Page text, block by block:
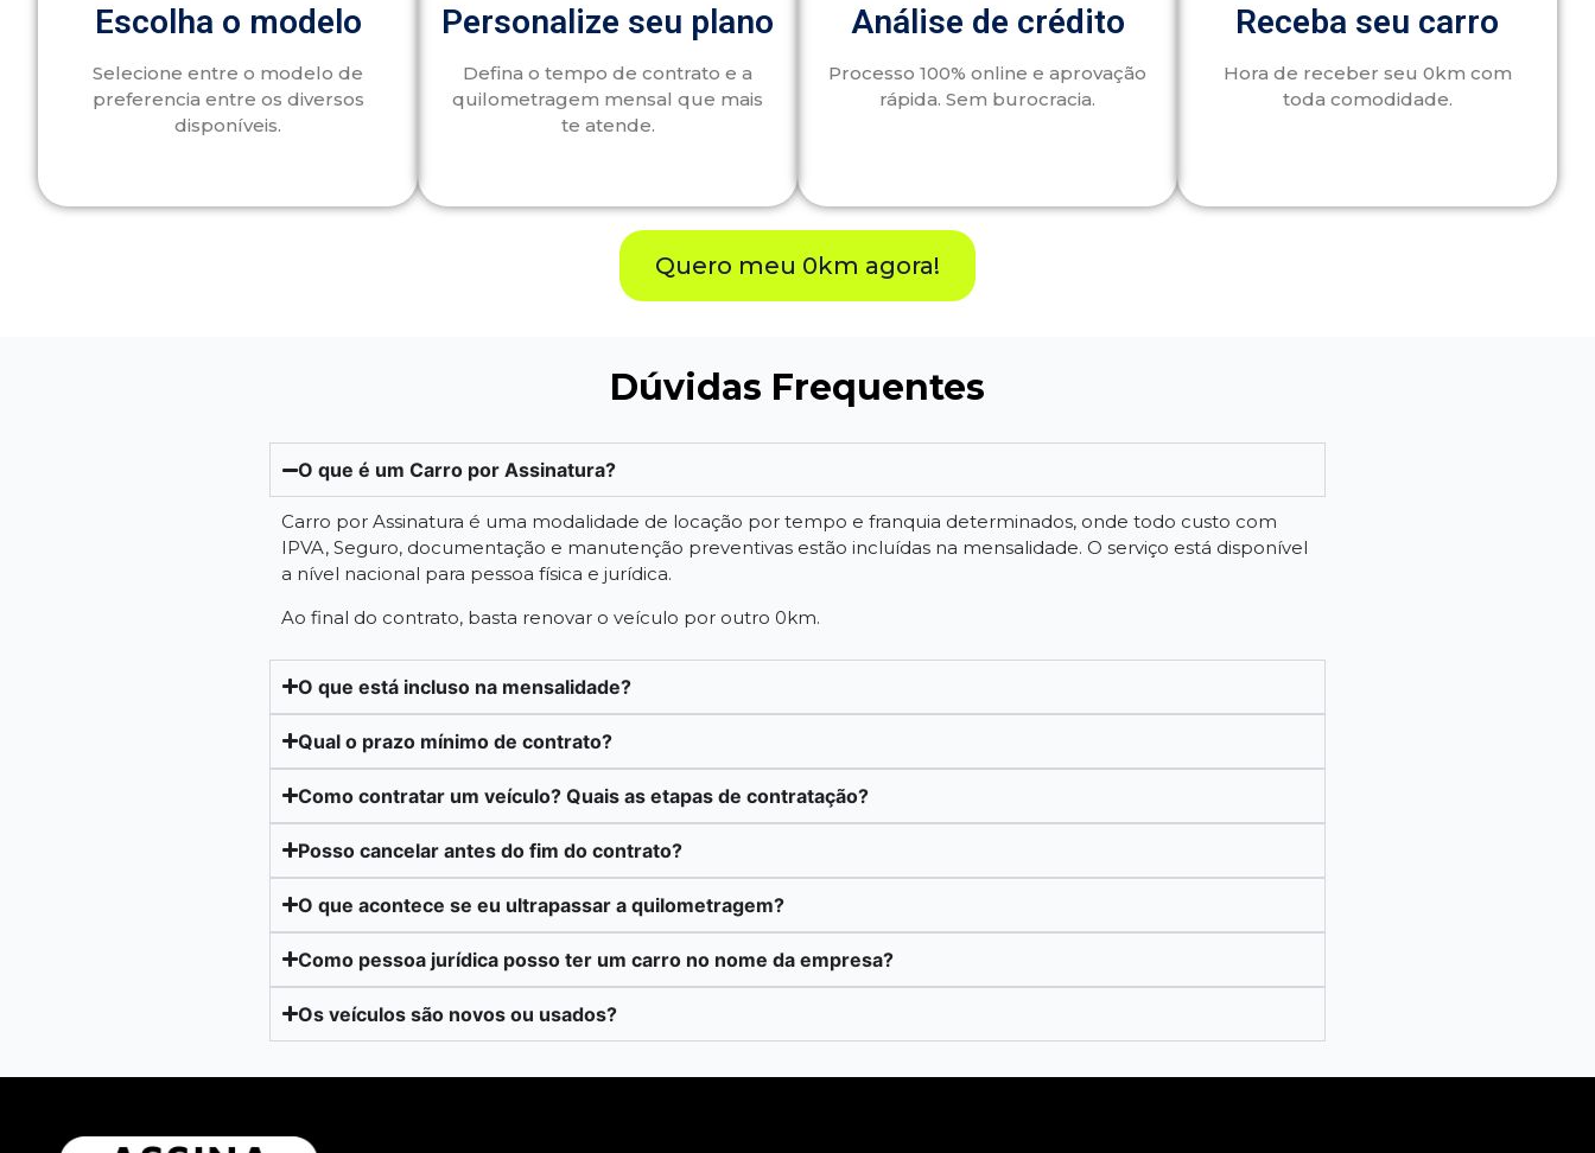
Escolha o modelo
Selecione entre o modelo de
preferencia entre os diversos
disponíveis.
Personalize seu plano
Defina o tempo de contrato e a
quilometragem mensal que mais
te atende.
Análise de crédito
Processo 100% online e aprovação
rápida. Sem burocracia.
Receba seu carro
Hora de receber seu 0km com
toda comodidade.
Quero meu 0km agora!
Dúvidas Frequentes
O que é um Carro por Assinatura?
Carro por Assinatura é uma modalidade de locação por tempo e franquia determinados, onde todo custo com
IPVA, Seguro, documentação e manutenção preventivas estão incluídas na mensalidade. O serviço está disponível
a nível nacional para pessoa física e jurídica.
Ao final do contrato, basta renovar o veículo por outro 0km.
O que está incluso na mensalidade?
Qual o prazo mínimo de contrato?
Como contratar um veículo? Quais as etapas de contratação?
Posso cancelar antes do fim do contrato?
O que acontece se eu ultrapassar a quilometragem?
Como pessoa jurídica posso ter um carro no nome da empresa?
Os veículos são novos ou usados?